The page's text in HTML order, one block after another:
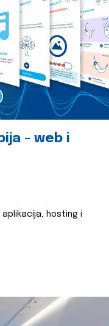
- web i
hosting i